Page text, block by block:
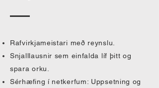
Rafvirkjameistari með reynslu.
Snjalllausnir sem einfalda líf þitt og
spara orku.
Sérhæfing í netkerfum: Uppsetning og